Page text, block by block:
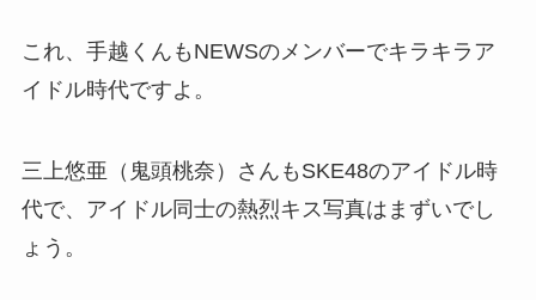
これ、手越くんもNEWSのメンバーでキラキラア
イドル時代ですよ。
三上悠亜（鬼頭桃奈）さんもSKE48のアイドル時
代で、アイドル同士の熱烈キス写真はまずいでし
ょう。